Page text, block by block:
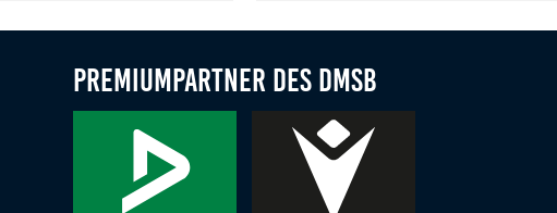
Premiumpartner des DMSB